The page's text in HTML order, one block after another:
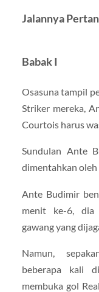
Jalannya
Babak I
Osasuna tampil
Striker mereka,
Courtois harus
Sundulan Ante
dimentahkan
Ante Budimir
menit ke-6, dia
gawang yang
Namun,
beberapa kali
membuka gol